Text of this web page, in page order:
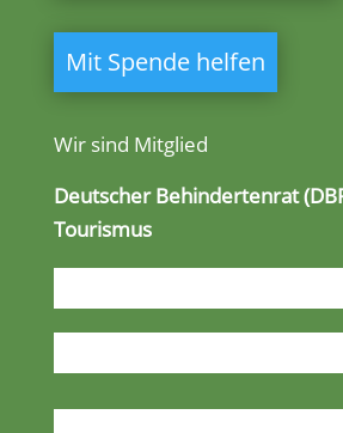
Mit Spende helfen
Wir sind Mitglied
Deutscher Behindertenrat
Tourismus